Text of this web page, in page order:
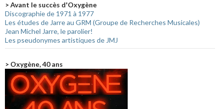
> Avant le succès d'Oxygène
Discographie de 1971 à 1977
Les études de Jarre au GRM (Groupe de Recherches Musicales)
Jean Michel Jarre, le parolier!
Les pseudonymes artistiques de JMJ
> Oxygène, 40 ans